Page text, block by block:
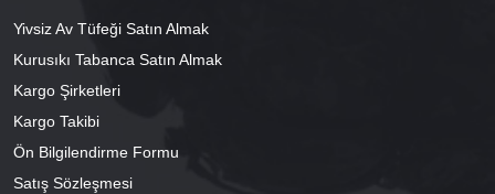
Yivsiz Av Tüfeği Satın Almak
Kurusıkı Tabanca Satın Almak
Kargo Şirketleri
Kargo Takibi
Ön Bilgilendirme Formu
Satış Sözleşmesi